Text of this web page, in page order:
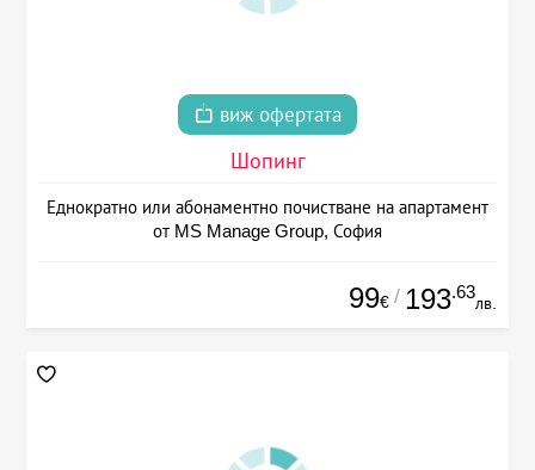
виж офертата
Шопинг
Еднократно или абонаментно почистване на апартамент
от MS Manage Group, София
99€ / 193.63
лв.